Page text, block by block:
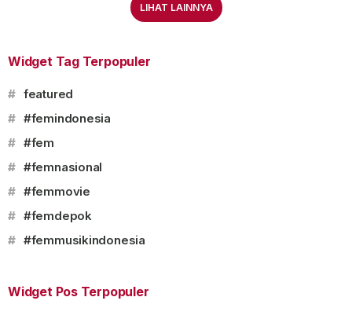
LIHAT LAINNYA
Widget Tag Terpopuler
# featured
# #femindonesia
# #fem
# #femnasional
# #femmovie
# #femdepok
# #femmusikindonesia
Widget Pos Terpopuler